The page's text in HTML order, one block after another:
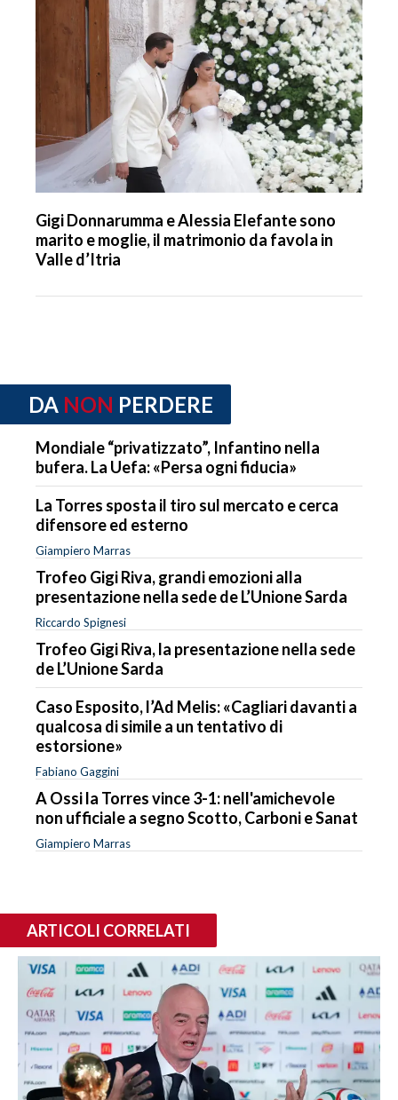
Gigi Donnarumma e Alessia Elefante sono
marito e moglie, il matrimonio da favola in
Valle d’Itria
DA NON PERDERE
Mondiale “privatizzato”, Infantino nella
bufera. La Uefa: «Persa ogni fiducia»
La Torres sposta il tiro sul mercato e cerca
difensore ed esterno
Giampiero Marras
Trofeo Gigi Riva, grandi emozioni alla
presentazione nella sede de L’Unione Sarda
Riccardo Spignesi
Trofeo Gigi Riva, la presentazione nella sede
de L’Unione Sarda
Caso Esposito, l’Ad Melis: «Cagliari davanti a
qualcosa di simile a un tentativo di
estorsione»
Fabiano Gaggini
A Ossi la Torres vince 3-1: nell'amichevole
non ufficiale a segno Scotto, Carboni e Sanat
Giampiero Marras
ARTICOLI CORRELATI